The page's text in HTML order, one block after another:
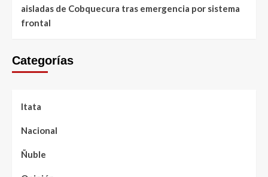
aisladas de Cobquecura tras emergencia por sistema
frontal
Categorías
Itata
Nacional
Ñuble